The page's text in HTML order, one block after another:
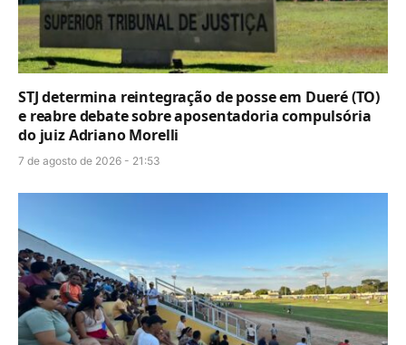
STJ determina reintegração de posse em Dueré (TO)
e reabre debate sobre aposentadoria compulsória
do juiz Adriano Morelli
7 de agosto de 2026 - 21:53